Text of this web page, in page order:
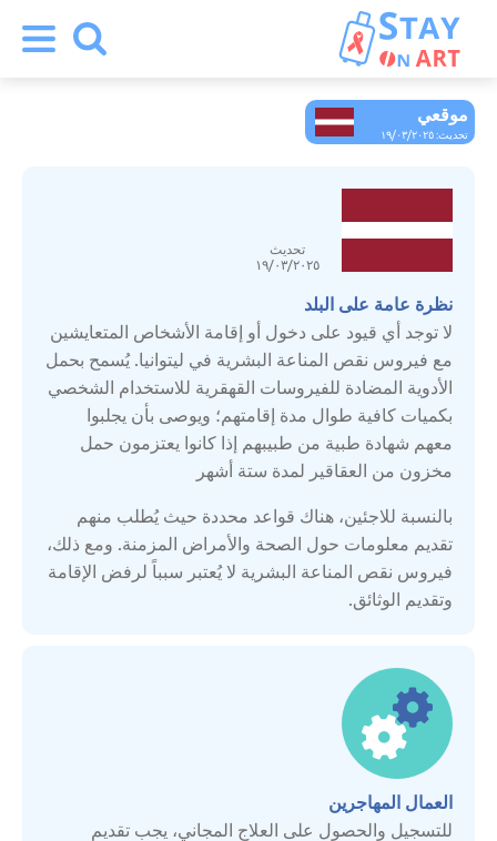
موقعي
تحديث: ١٩/٠٣/٢٠٢٥
تحديث
١٩/٠٣/٢٠٢٥
نظرة عامة على البلد
لا توجد أي قيود على دخول أو إقامة الأشخاص المتعايشين
مع فيروس نقص المناعة البشرية في ليتوانيا. يُسمح بحمل
الأدوية المضادة للفيروسات القهقرية للاستخدام الشخصي
بكميات كافية طوال مدة إقامتهم؛ ويوصى بأن يجلبوا
معهم شهادة طبية من طبيبهم إذا كانوا يعتزمون حمل
مخزون من العقاقير لمدة ستة أشهر
بالنسبة للاجئين، هناك قواعد محددة حيث يُطلب منهم
تقديم معلومات حول الصحة والأمراض المزمنة. ومع ذلك،
فيروس نقص المناعة البشرية لا يُعتبر سبباً لرفض الإقامة
وتقديم الوثائق.
العمال المهاجرين
للتسجيل والحصول على العلاج المجاني، يجب تقديم
أرمينيا
أوزبكستان
إسبانيا
إيطاليا
استونيا
الاتحاد الروسي
التشيك
الجبل الأسود
الدنمارك
السويد